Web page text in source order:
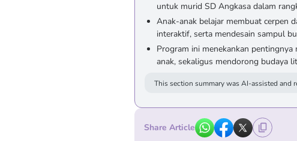
untuk murid SD Angkasa dalam
Anak-anak belajar membuat cerpen
interaktif, serta mendesain sampul
Program ini menekankan
anak, sekaligus mendorong budaya
This section summary was AI-assisted and
Share Article